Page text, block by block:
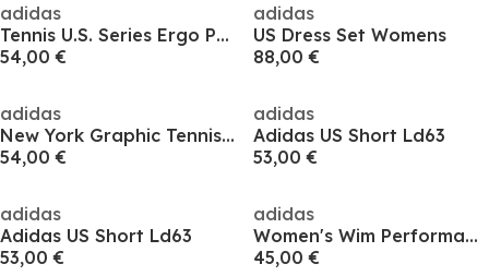
adidas
Tennis U.S. Series Ergo Printed Shorts Womens
54,00 €
adidas
US Dress Set Womens
88,00 €
adidas
New York Graphic Tennis Tee
54,00 €
adidas
Adidas US Short Ld63
53,00 €
adidas
Adidas US Short Ld63
53,00 €
adidas
Women's Wim Performance Vest
45,00 €